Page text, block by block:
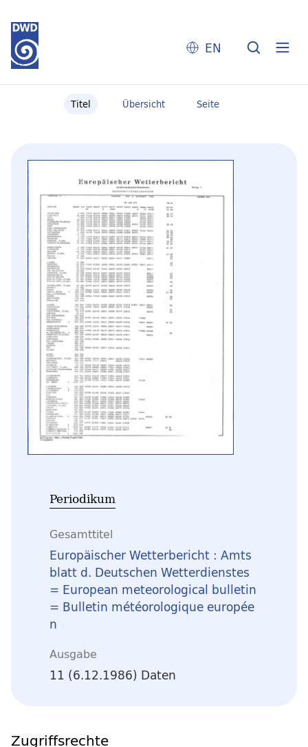
EN
Titel Übersicht Seite
Periodikum
Gesamttitel
Europäischer Wetterbericht : Amts
blatt d. Deutschen Wetterdienstes
= European meteorological bulletin
= Bulletin météorologique europée
n
Ausgabe
11 (6.12.1986) Daten
Zugriffsrechte